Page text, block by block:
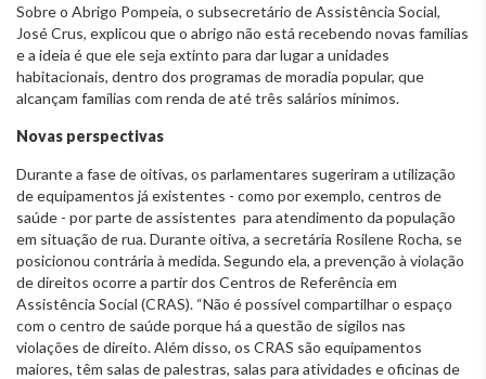
Sobre o Abrigo Pompeia, o subsecretário de Assistência Social,
José Crus, explicou que o abrigo não está recebendo novas famílias
e a ideia é que ele seja extinto para dar lugar a unidades
habitacionais, dentro dos programas de moradia popular, que
alcançam famílias com renda de até três salários mínimos.
Novas perspectivas
Durante a fase de oitivas, os parlamentares sugeriram a utilização
de equipamentos já existentes - como por exemplo, centros de
saúde - por parte de assistentes para atendimento da população
em situação de rua. Durante oitiva, a secretária Rosilene Rocha, se
posicionou contrária à medida. Segundo ela, a prevenção à violação
de direitos ocorre a partir dos Centros de Referência em
Assistência Social (CRAS). “Não é possível compartilhar o espaço
com o centro de saúde porque há a questão de sigilos nas
violações de direito. Além disso, os CRAS são equipamentos
maiores, têm salas de palestras, salas para atividades e oficinas de